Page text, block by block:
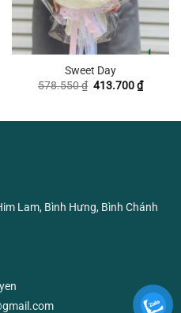
Sweet Day
578.550₫ Giá
413.700₫Giá
hiện
Lam, Bình Hưng, Bình Chánh